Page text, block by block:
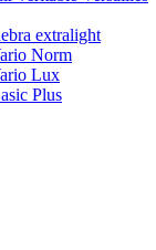
extralight
Norm
Lux
Plus